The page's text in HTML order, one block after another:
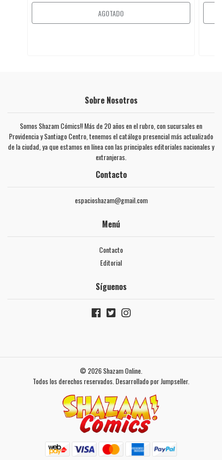
AGOTADO
Sobre Nosotros
Somos Shazam Cómics!! Más de 20 años en el rubro, con sucursales en
Providencia y Santiago Centro, tenemos el catálogo presencial más actualizado
de la ciudad, ya que estamos en línea con las principales editoriales nacionales y
extranjeras.
Contacto
espacioshazam@gmail.com
Menú
Contacto
Editorial
Síguenos
© 2026 Shazam Online.
Todos los derechos reservados. Desarrollado por Jumpseller.